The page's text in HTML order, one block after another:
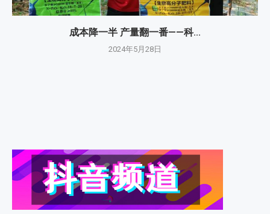
成本降一半 产量翻一番——科...
2024年5月28日